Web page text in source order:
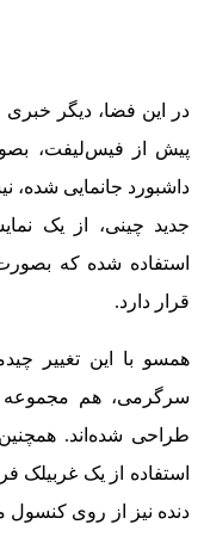
در این فضا، دیگر خبری
پیش از فیس‌لیفت،
داشبورد جانمایی
استفاده شده که
قرار دارد.
همسو با این تغییر
سرگرمی، هم مجموعه
طراحی شده‌اند.
استفاده از یک غربیلک
دنده نیز از روی کنسول